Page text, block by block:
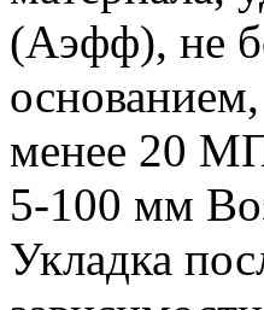
(Аэфф), не
менее 20
5-100 мм
Укладка